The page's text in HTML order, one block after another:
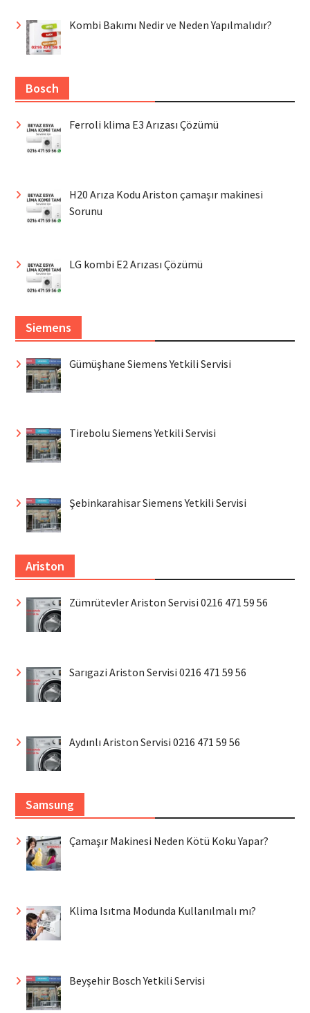
Kombi Bakımı Nedir ve Neden Yapılmalıdır?
Bosch
Ferroli klima E3 Arızası Çözümü
H20 Arıza Kodu Ariston çamaşır makinesi
Sorunu
LG kombi E2 Arızası Çözümü
Siemens
Gümüşhane Siemens Yetkili Servisi
Tirebolu Siemens Yetkili Servisi
Şebinkarahisar Siemens Yetkili Servisi
Ariston
Zümrütevler Ariston Servisi 0216 471 59 56
Sarıgazi Ariston Servisi 0216 471 59 56
Aydınlı Ariston Servisi 0216 471 59 56
Samsung
Çamaşır Makinesi Neden Kötü Koku Yapar?
Klima Isıtma Modunda Kullanılmalı mı?
Beyşehir Bosch Yetkili Servisi